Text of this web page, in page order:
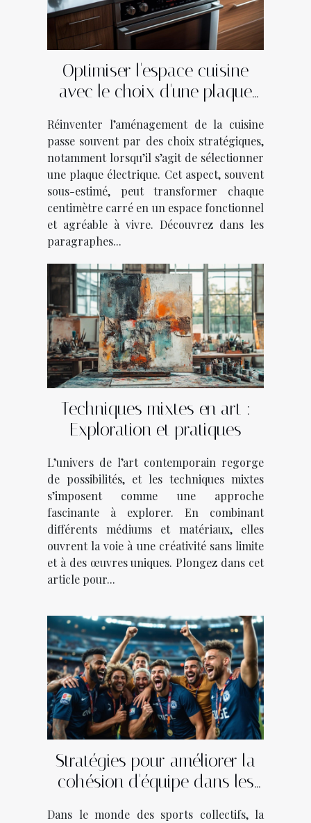
Optimiser l'espace cuisine
avec le choix d'une plaque
Réinventer l’aménagement de la cuisine
passe souvent par des choix stratégiques,
notamment lorsqu’il s’agit de sélectionner
une plaque électrique. Cet aspect, souvent
sous-estimé, peut transformer chaque
centimètre carré en un espace fonctionnel
et agréable à vivre. Découvrez dans les
paragraphes...
Techniques mixtes en art :
Exploration et pratiques
L’univers de l’art contemporain regorge
de possibilités, et les techniques mixtes
s’imposent comme une approche
fascinante à explorer. En combinant
différents médiums et matériaux, elles
ouvrent la voie à une créativité sans limite
et à des œuvres uniques. Plongez dans cet
article pour...
Stratégies pour améliorer la
cohésion d'équipe dans les
Dans le monde des sports collectifs, la